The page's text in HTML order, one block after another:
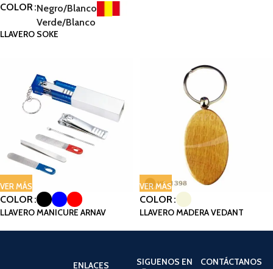
COLOR Negro/Blanco
Verde/Blanco
LLAVERO SOKE
VER MÁS
COLOR
LLAVERO MANICURE ARNAV
VER MÁS
COLOR
LLAVERO MADERA VEDANT
ENLACES SIGUENOS EN CONTÁCTANOS